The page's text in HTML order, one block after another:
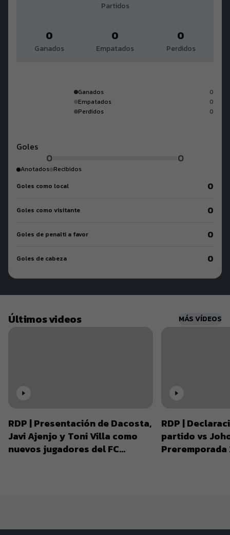
Partidos
0
Ganados
0
Empatados
0
Perdidos
Ganados
0
Empatados
0
Perdidos
0
Goles
0 0
Anotados Recibidos
Goles como local
0
Goles como visitante 0
Goles de penalti a favor 0
Goles de cabeza 0
Últimos videos MÁS VÍDEOS
RDP | Presentación de Dacosta,
Javi Ajenjo y Toni Villa como
nuevos jugadores del FC
RDP |
partido vs
Preremporada